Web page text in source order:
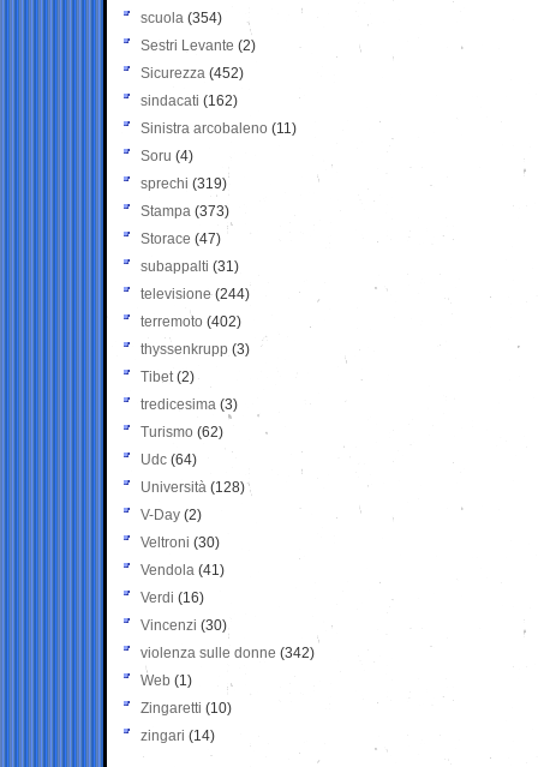
scuola (354)
Sestri Levante (2)
Sicurezza (452)
sindacati (162)
Sinistra arcobaleno (11)
Soru (4)
sprechi (319)
Stampa (373)
Storace (47)
subappalti (31)
televisione(244)
terremoto (402)
thyssenkrupp (3)
Tibet(2)
tredicesima (3)
Turismo (62)
Udc (64)
Università (128)
V-Day (2)
Veltroni (30)
Vendola (41)
Verdi (16)
Vincenzi (30)
violenza sulle donne (342)
Web (1)
Zingaretti (10)
zingari (14)